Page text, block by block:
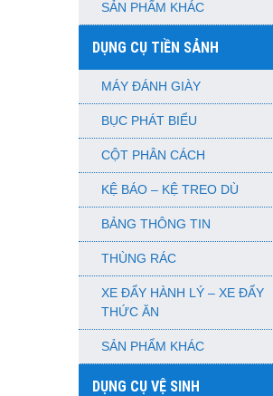
SẢN PHẨM KHÁC
DỤNG CỤ TIỀN SẢNH
MÁY ĐÁNH GIÀY
BỤC PHÁT BIỂU
CỘT PHÂN CÁCH
KỆ BÁO – KỆ TREO DÙ
BẢNG THÔNG TIN
THÙNG RÁC
XE ĐẨY HÀNH LÝ – XE ĐẨY
THỨC ĂN
SẢN PHẨM KHÁC
DỤNG CỤ VỆ SINH